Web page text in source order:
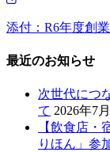
添付：R6年度創
最近のお知らせ
次世代につ
て 2026年7
【飲食店・
りほん」参